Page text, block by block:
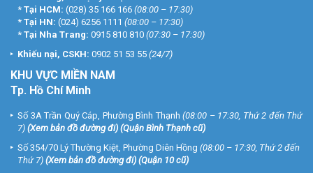
Nồi có chế độ tự động ngắt khi quá tải nhiệt, đảm bảo an toàn tối đa
phẩm và phòng chống cháy nổ.
Dễ dàng vệ sinh
* Tại HCM: (028) 35 166 166 (08:00 – 17:30)
* Tại HN: (024) 6256 1111 (08:00 – 17:30)
* Tại Nha Trang: 0915 810 810 (07:30 – 17:30)
Khiếu nại, CSKH: 0902 51 53 55 (24/7)
KHU VỰC MIỀN NAM
Tp. Hồ Chí Minh
Số 3A Trần Quý Cáp, Phường Bình Thạnh (08:00 – 17:30, Thứ 2 đến Thứ
7) (Xem bản đồ đường đi) (Quận Bình Thạnh cũ)
Số 354/70 Lý Thường Kiệt, Phường Diên Hồng (08:00 – 17:30, Thứ 2 đến
Thứ 7) (Xem bản đồ đường đi) (Quận 10 cũ)